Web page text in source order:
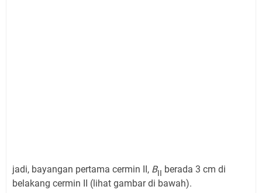
jadi, bayangan pertama cermin II, BII berada 3 cm di
belakang cermin II (lihat gambar di bawah).